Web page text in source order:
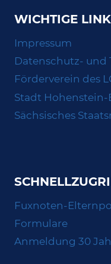
WICHTIGE
Impressum
Datenschutz- und
Förderverein des
Stadt Hohenstein-
Sächsisches
Fuxnoten-
Formulare
Anmeldung 30